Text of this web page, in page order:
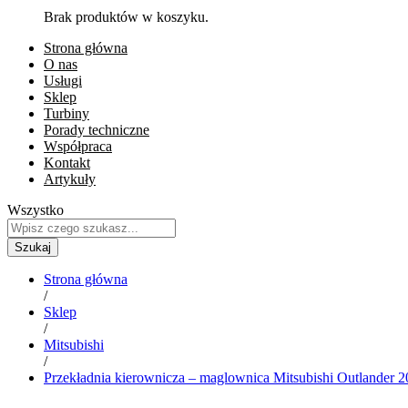
Brak produktów w koszyku.
Strona główna
O nas
Usługi
Sklep
Turbiny
Porady techniczne
Współpraca
Kontakt
Artykuły
Wszystko
Szukaj
Strona główna
/
Sklep
/
Mitsubishi
/
Przekładnia kierownicza – maglownica Mitsubishi Outlander